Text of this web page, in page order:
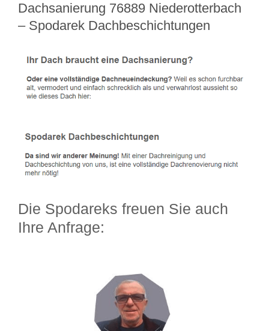
Dachsanierung 76889 Niederotterbach
– Spodarek Dachbeschichtungen
Die Spodareks freuen Sie auch
Ihre Anfrage: